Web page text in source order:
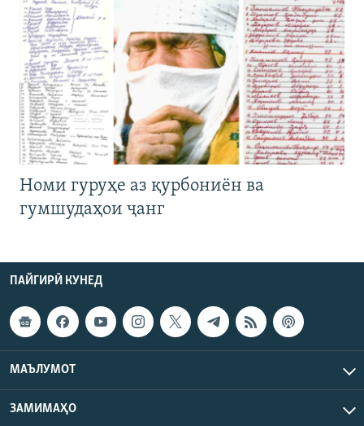
Номи гуруҳе аз қурбониён ва
гумшудаҳои ҷанг
ПАЙГИРӢ КУНЕД
МАЪЛУМОТ
ЗАМИМАҲО